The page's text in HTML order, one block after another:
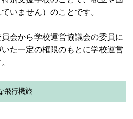
いません）のことです。
会から学校運営協議会の委員に
た一定の権限のもとに学校運営
飛行機旅